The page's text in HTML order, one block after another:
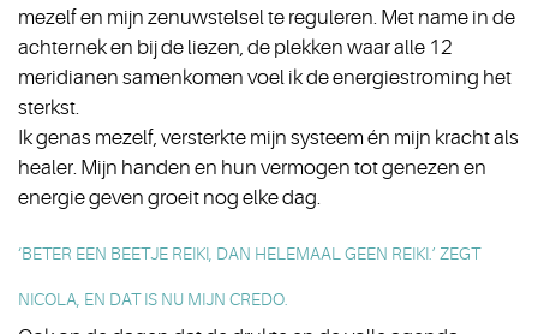
mezelf en mijn zenuwstelsel te reguleren. Met name in de
achternek en bij de liezen, de plekken waar alle 12
meridianen samenkomen voel ik de energiestroming het
sterkst.
Ik genas mezelf, versterkte mijn systeem én mijn kracht als
healer. Mijn handen en hun vermogen tot genezen en
energie geven groeit nog elke dag.
‘BETER EEN BEETJE REIKI, DAN HELEMAAL GEEN REIKI.’ ZEGT
NICOLA, EN DAT IS NU MIJN CREDO.